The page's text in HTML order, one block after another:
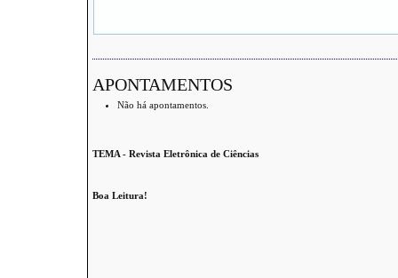
APONTAMENTOS
Não há apontamentos.
TEMA - Revista Eletrônica de Ciências
Boa Leitura!